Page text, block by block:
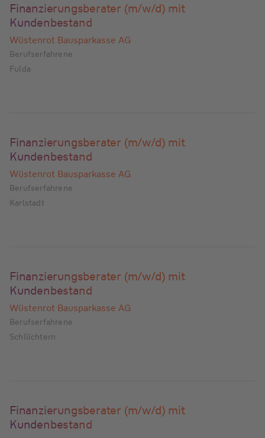
Finanzierungsberater (m/w/d) mit
Kundenbestand
Wüstenrot Bausparkasse AG
Berufserfahrene
Fulda
Finanzierungsberater (m/w/d) mit
Kundenbestand
Wüstenrot Bausparkasse AG
Berufserfahrene
Karlstadt
Finanzierungsberater (m/w/d) mit
Kundenbestand
Wüstenrot Bausparkasse AG
Berufserfahrene
Schlüchtern
Finanzierungsberater (m/w/d) mit
Kundenbestand